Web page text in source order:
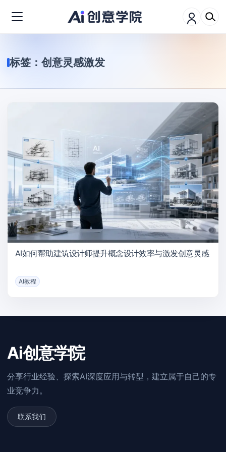
标签： 创意灵感激发
AI如何帮助建筑设计师提升概念设计效率与激发创意灵感
AI教程
Ai创意学院
分享行业经验、探索AI深度应用与转型，建立属于自己的专
业竞争力。
联系我们